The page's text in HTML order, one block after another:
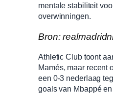
mentale stabiliteit
overwinningen.
Bron:
Athletic Club toont
Mamés, maar recent
een 0-3 nederlaag
goals van Mbappé